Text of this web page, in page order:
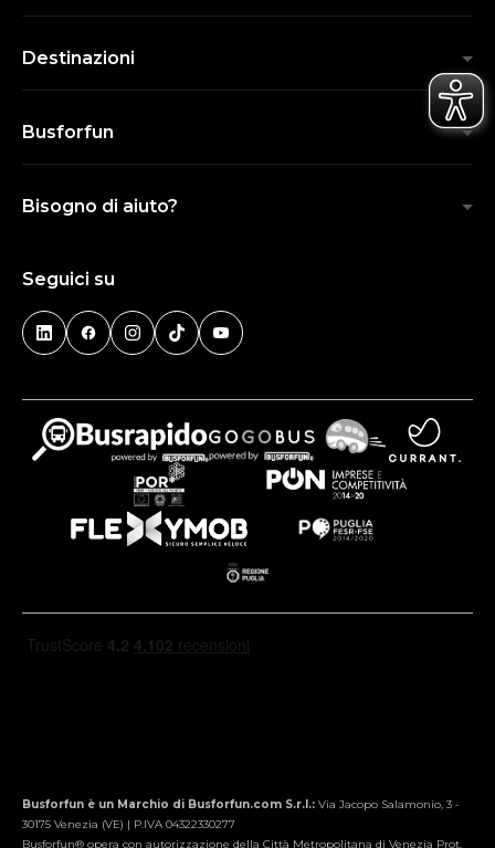
Destinazioni
Busforfun
Bisogno di aiuto?
Seguici su
Busforfun è un Marchio di Busforfun.com S.r.l.: Via Jacopo Salamonio, 3 -
30175 Venezia (VE) | P.IVA 04322330277
Busforfun® opera con autorizzazione della Città Metropolitana di Venezia Prot.